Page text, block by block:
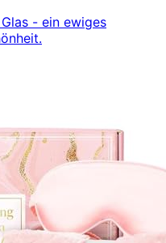
- ein ewiges